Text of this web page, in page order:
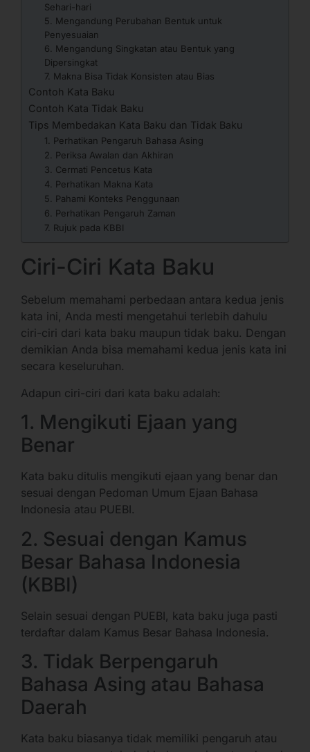
Sehari-hari
5. Mengandung Perubahan Bentuk untuk
Penyesuaian
6. Mengandung Singkatan atau Bentuk yang
Dipersingkat
7. Makna Bisa Tidak Konsisten atau Bias
Contoh Kata Baku
Contoh Kata Tidak Baku
Tips Membedakan Kata Baku dan Tidak Baku
1. Perhatikan Pengaruh Bahasa Asing
2. Periksa Awalan dan Akhiran
3. Cermati Pencetus Kata
4. Perhatikan Makna Kata
5. Pahami Konteks Penggunaan
6. Perhatikan Pengaruh Zaman
7. Rujuk pada KBBI
Ciri-Ciri Kata Baku
Sebelum memahami perbedaan antara kedua jenis
kata ini, Anda mesti mengetahui terlebih dahulu
ciri-ciri dari kata baku maupun tidak baku. Dengan
demikian Anda bisa memahami kedua jenis kata ini
secara keseluruhan.
Adapun ciri-ciri dari kata baku adalah:
1. Mengikuti Ejaan yang
Benar
Kata baku ditulis mengikuti ejaan yang benar dan
sesuai dengan Pedoman Umum Ejaan Bahasa
Indonesia atau PUEBI.
2. Sesuai dengan Kamus
Besar Bahasa Indonesia
(KBBI)
Selain sesuai dengan PUEBI, kata baku juga pasti
terdaftar dalam Kamus Besar Bahasa Indonesia.
3. Tidak Berpengaruh
Bahasa Asing atau Bahasa
Daerah
Kata baku biasanya tidak memiliki pengaruh atau